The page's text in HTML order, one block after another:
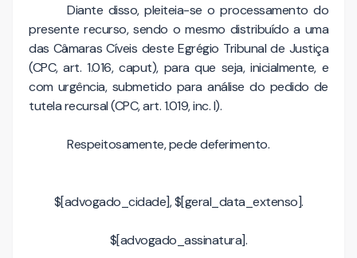
Diante disso, pleiteia-se o processamento do
presente recurso, sendo o mesmo distribuído a uma
das Câmaras Cíveis deste Egrégio Tribunal de Justiça
(CPC, art. 1.016, caput), para que seja, inicialmente, e
com urgência, submetido para análise do pedido de
tutela recursal (CPC, art. 1.019, inc. I).
Respeitosamente, pede deferimento.
$[advogado_cidade], $[geral_data_extenso].
$[advogado_assinatura].